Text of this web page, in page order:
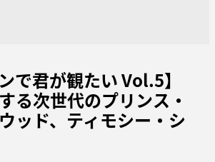
で君が観たい Vol.5】
る次世代のプリンス・
ッド、ティモシー・シ